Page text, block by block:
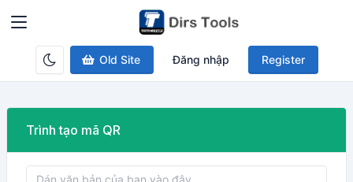
Old Site Đăng nhập Register
Trình tạo mã QR